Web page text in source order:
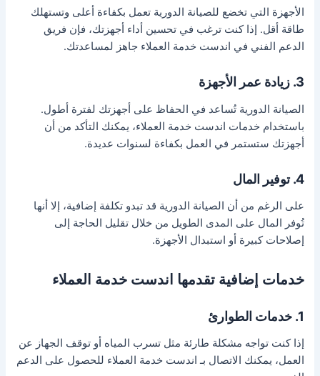
الأجهزة التي تخضع للصيانة الدورية تعمل بكفاءة أعلى وتستهلك
طاقة أقل. إذا كنت ترغب في تحسين أداء أجهزتك، فإن فريق
الدعم الفني في اندست خدمة العملاء جاهز لمساعدتك.
3. زيادة عمر الأجهزة
الصيانة الدورية تُساعد في الحفاظ على أجهزتك لفترة أطول.
باستخدام خدمات اندست خدمة العملاء، يمكنك التأكد من أن
أجهزتك ستستمر في العمل بكفاءة لسنوات عديدة.
4. توفير المال
على الرغم من أن الصيانة الدورية قد تبدو تكلفة إضافية، إلا أنها
تُوفر المال على المدى الطويل من خلال تقليل الحاجة إلى
إصلاحات كبيرة أو استبدال الأجهزة.
خدمات إضافية تقدمها اندست خدمة العملاء
1. خدمات الطوارئ
إذا كنت تواجه مشكلة طارئة مثل تسرب المياه أو توقف الجهاز عن
العمل، يمكنك الاتصال بـ اندست خدمة العملاء للحصول على الدعم